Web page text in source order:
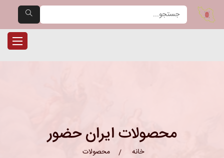
ایران حضور — مرجع تخصصی
ناوبری
محصولات ایران حضور
خانه محصولات